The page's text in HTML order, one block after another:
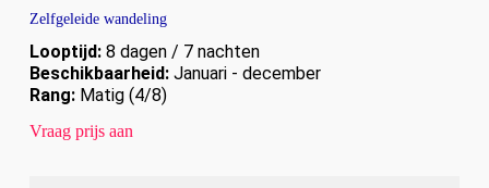
Zelfgeleide wandeling
Looptijd:8 dagen / 7 nachten
Beschikbaarheid:Januari - december
Rang:Matig (4/8)
Vraag prijs aan